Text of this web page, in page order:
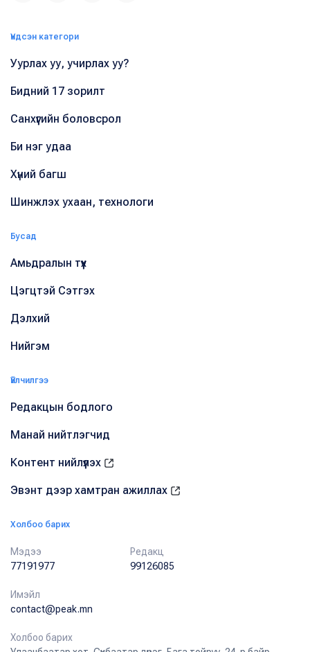
Үндсэн категори
Уурлах уу, учирлах уу?
Бидний 17 зорилт
Санхүүгийн боловсрол
Би нэг удаа
Хүний багш
Шинжлэх ухаан, технологи
Бусад
Амьдралын түүх
Цэгцтэй Сэтгэх
Дэлхий
Нийгэм
Үйлчилгээ
Редакцын бодлого
Манай нийтлэгчид
Контент нийлүүлэх
Эвэнт дээр хамтран ажиллах
Холбоо барих
Мэдээ
77191977
Редакц
99126085
Имэйл
contact@peak.mn
Холбоо барих